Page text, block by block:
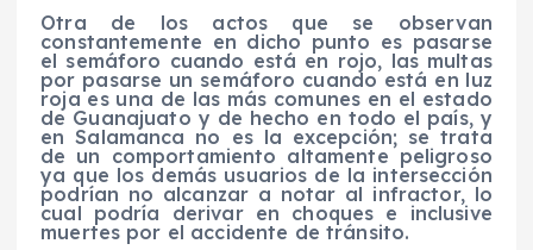
Otra de los actos que se observan
constantemente en dicho punto es pasarse
el semáforo cuando está en rojo, las multas
por pasarse un semáforo cuando está en luz
roja es una de las más comunes en el estado
de Guanajuato y de hecho en todo el país, y
en Salamanca no es la excepción; se trata
de un comportamiento altamente peligroso
ya que los demás usuarios de la intersección
podrían no alcanzar a notar al infractor, lo
cual podría derivar en choques e inclusive
muertes por el accidente de tránsito.